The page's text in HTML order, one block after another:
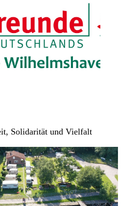
Solidarität und Vielfalt